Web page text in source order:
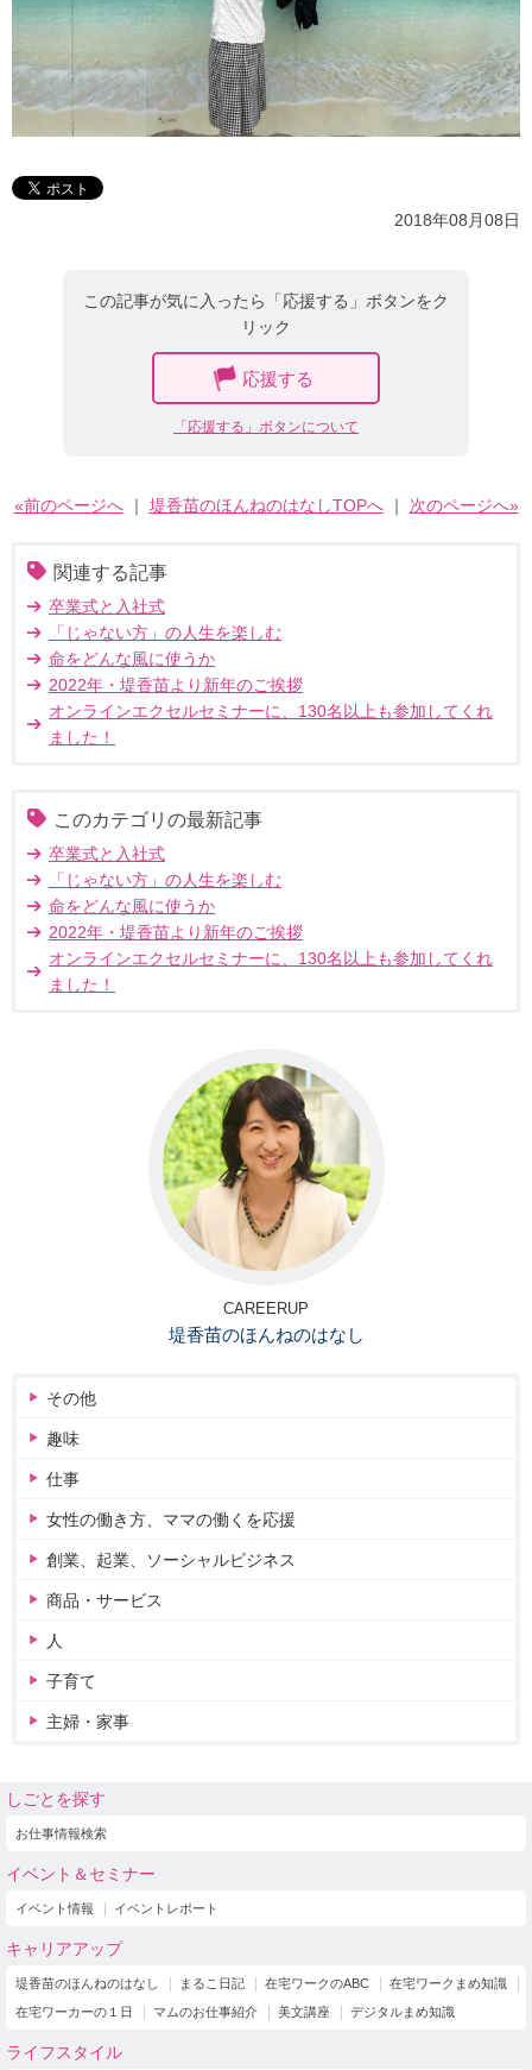
2018年08月08日
この記事が気に入ったら「応援する」ボタンをク
リック
応援する
「応援する」ボタンについて
«前のページへ｜ 堤香苗のほんねのはなしTOPへ｜ 次のページへ»
関連する記事
卒業式と入社式
「じゃない方」の人生を楽しむ
命をどんな風に使うか
2022年・堤香苗より新年のご挨拶
オンラインエクセルセミナーに、130名以上も参加してくれ
ました！
このカテゴリの最新記事
卒業式と入社式
「じゃない方」の人生を楽しむ
命をどんな風に使うか
2022年・堤香苗より新年のご挨拶
オンラインエクセルセミナーに、130名以上も参加してくれ
ました！
CAREERUP
堤香苗のほんねのはなし
その他
趣味
仕事
女性の働き方、ママの働くを応援
創業、起業、ソーシャルビジネス
商品・サービス
人
子育て
主婦・家事
しごとを探す
お仕事情報検索
イベント＆セミナー
イベント情報 イベントレポート
キャリアアップ
堤香苗のほんねのはなし まるこ日記 在宅ワークのABC
在宅ワークまめ知識
在宅ワーカーの１日
マムのお仕事紹介 美文講座 デジタルまめ知識
ライフスタイル